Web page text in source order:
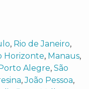
, Rio de Janeiro,
Horizonte, Manaus,
Alegre, São
,João Pessoa,